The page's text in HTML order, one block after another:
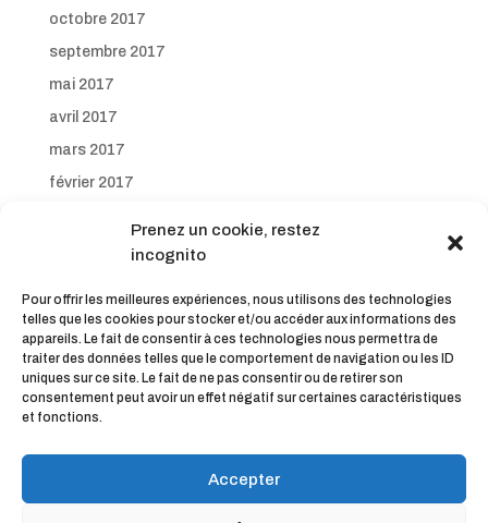
Prenez un cookie, restez
incognito
Pour offrir les meilleures expériences, nous utilisons des technologies
telles que les cookies pour stocker et/ou accéder aux informations des
appareils. Le fait de consentir à ces technologies nous permettra de
traiter des données telles que le comportement de navigation ou les ID
uniques sur ce site. Le fait de ne pas consentir ou de retirer son
consentement peut avoir un effet négatif sur certaines caractéristiques
et fonctions.
Accepter
octobre 2017
septembre 2017
mai 2017
avril 2017
mars 2017
février 2017
décembre 2016
octobre 2016
septembre 2016